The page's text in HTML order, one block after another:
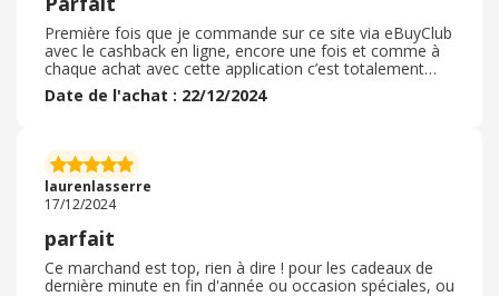
Première fois que je commande sur ce site via eBuyClub
avec le cashback en ligne, encore une fois et comme à
chaque achat avec cette application c’est totalement
parfait. Il faut faire bien gaffe à ne pas changer d’onglet
et à bien activer le cashback en ligne en arrivant sur le
sont arrivés peu de temps après sur ma cagnotte, il ne
reste plus qu’à recevoir le cadeau à temps pour Noël .
C’est parfait et je n’hésiterais pas à réitérer l’opération
Date de l'achat : 22/12/2024
laurenlasserre
17/12/2024
parfait
Ce marchand est top, rien à dire ! pour les cadeaux de
dernière minute en fin d'année ou occasion spéciales, ou